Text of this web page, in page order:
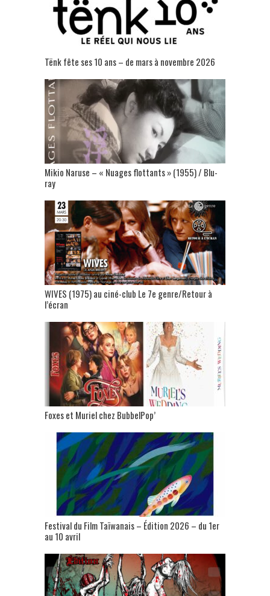
Tënk fête ses 10 ans – de mars à novembre 2026
Mikio Naruse – « Nuages flottants » (1955) / Blu-
ray
WIVES (1975) au ciné-club Le 7e genre/Retour à
l’écran
Foxes et Muriel chez BubbelPop’
Festival du Film Taïwanais – Édition 2026 – du 1er
au 10 avril